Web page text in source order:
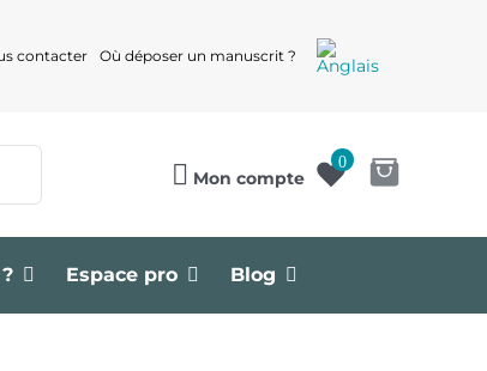
contacter Où déposer un manuscrit ?
Mon compte
0
Espace pro Blog